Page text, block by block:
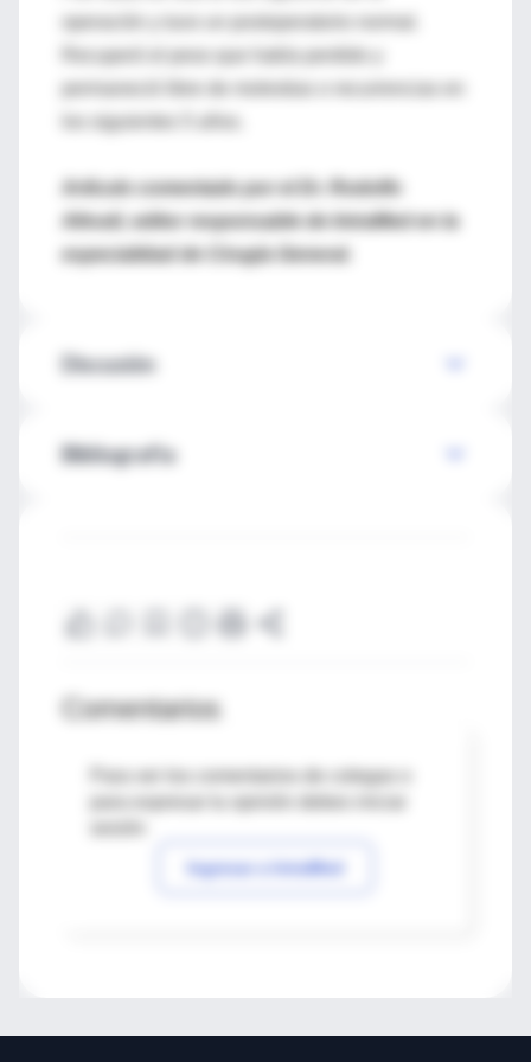
operación y tuvo un postoperatorio normal.
Recuperó el peso que había perdido y
los siguientes 5 años.
Artículo comentado por el Dr. Rodolfo
Altrudi, editor responsable de IntraMed en la
especialidad de Cirugía General.
Discusión
Bibliografía
Comentarios
Para ver los comentarios de colegas o
Ingresar a IntraMed